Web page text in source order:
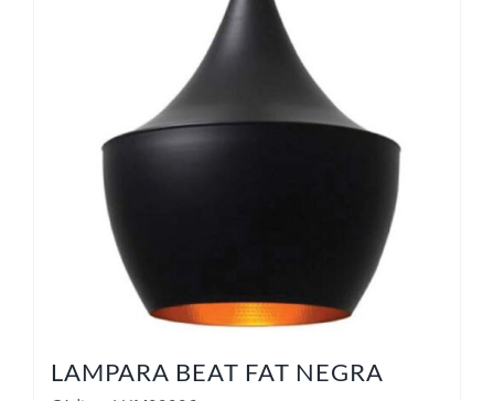
LAMPARA BEAT FAT NEGRA